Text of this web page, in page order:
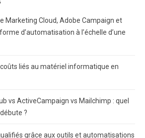
Marketing Cloud, Adobe Campaign et
d’automatisation à l’échelle d’une
liés au matériel informatique en
vs ActiveCampaign vs Mailchimp : quel
?
grâce aux outils et automatisations